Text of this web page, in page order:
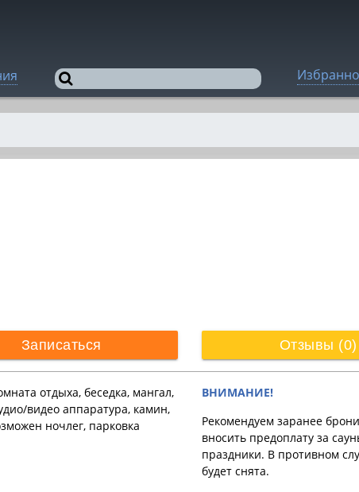
Записаться Отзывы (0)
отдыха, беседка, мангал,
видео аппаратура, камин,
ночлег, парковка
ВНИМАНИЕ!
Рекомендуем заранее
вносить предоплату за
праздники. В противном
будет снята.